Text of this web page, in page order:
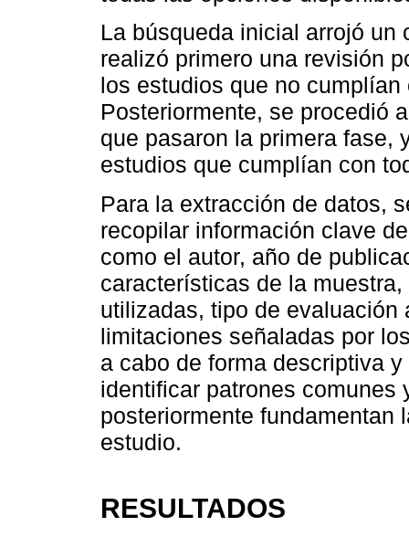
La búsqueda inicial arrojó un
realizó primero una revisión
los estudios que no
Posteriormente, se procedió
que pasaron la primera fase,
estudios que cumplían con
Para la extracción de datos,
recopilar información clave
como el autor, año de
características de la
utilizadas, tipo de
limitaciones señaladas por
a cabo de forma descriptiva
identificar patrones comunes
posteriormente
estudio.
RESULTADOS